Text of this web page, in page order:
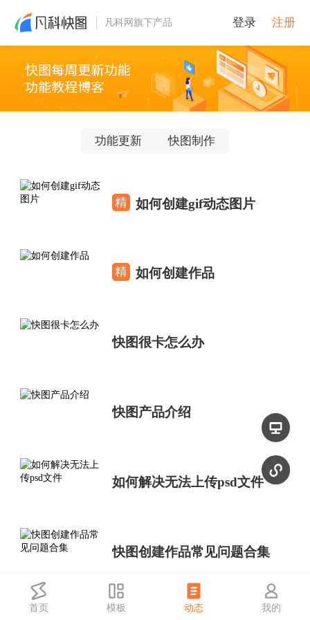
凡科网旗下产品 登录 注册
功能更新 快图制作
精 如何创建gif动态图片
精 如何创建作品
快图很卡怎么办
快图产品介绍
如何解决无法上传psd文件
快图创建作品常见问题合集
首页 模板 动态 我的